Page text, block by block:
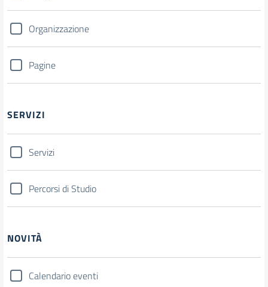
Organizzazione
Pagine
SERVIZI
Servizi
Percorsi di Studio
NOVITÀ
Calendario eventi